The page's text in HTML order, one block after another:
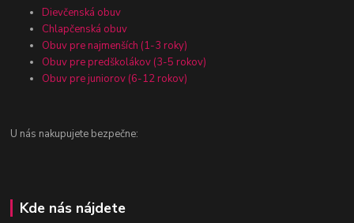
Dievčenská obuv
Chlapčenská obuv
Obuv pre najmenších (1-3 roky)
Obuv pre predškolákov (3-5 rokov)
Obuv pre juniorov (6-12 rokov)
U nás nakupujete bezpečne:
Kde nás nájdete